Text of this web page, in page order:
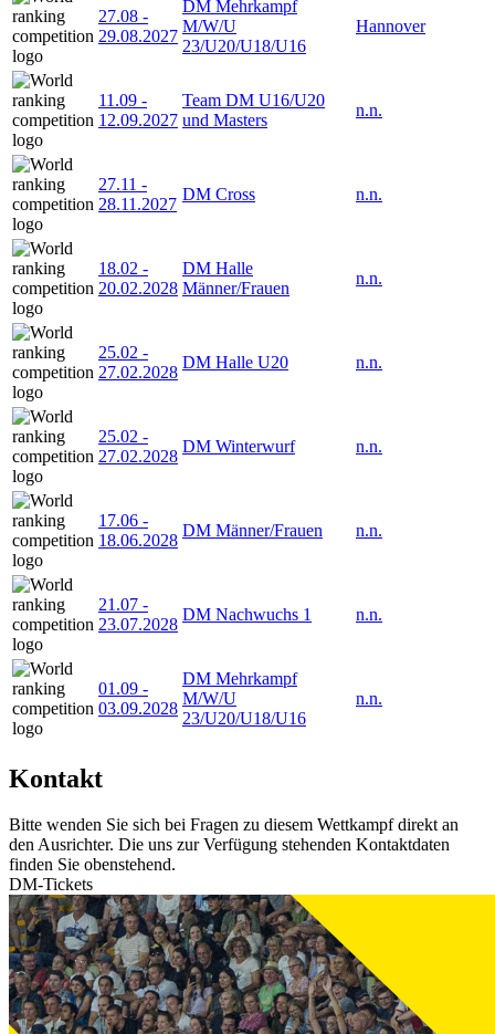
27.08 -
29.08.2027
DM Mehrkampf
M/W/U
23/U20/U18/U16
Hannover
11.09 -
12.09.2027
Team DM U16/U20
und Masters
n.n.
27.11 -
28.11.2027
DM Cross n.n.
18.02 -
20.02.2028
DM Halle
Männer/Frauen
n.n.
25.02 -
27.02.2028
DM Halle U20 n.n.
25.02 -
27.02.2028
DM Winterwurf n.n.
17.06 -
18.06.2028
DM Männer/Frauen n.n.
21.07 -
23.07.2028
DM Nachwuchs 1 n.n.
01.09 -
03.09.2028
DM Mehrkampf
M/W/U
23/U20/U18/U16
n.n.
Kontakt
Bitte wenden Sie sich bei Fragen zu diesem Wettkampf direkt an
den Ausrichter. Die uns zur Verfügung stehenden Kontaktdaten
finden Sie obenstehend.
DM-Tickets